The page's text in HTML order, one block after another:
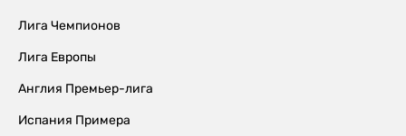
Лига Чемпионов
Лига Европы
Англия Премьер-лига
Испания Примера